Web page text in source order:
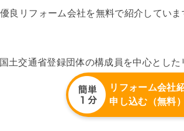
良リフォーム会社を無料で紹介してい
国土交通省登録団体の構成員を中心とした
リフォーム会社
申し込む（無料）